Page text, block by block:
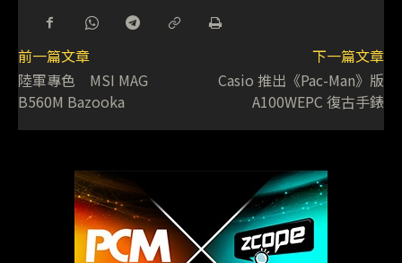
前一篇文章
陸軍專色 MSI MAG
B560M Bazooka
下一篇文章
Casio 推出《Pac-Man》版
A100WEPC 復古手錶